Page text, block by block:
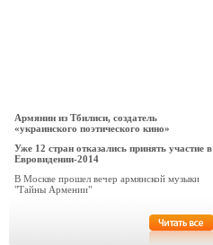
Армянин из Тбилиси, создатель
«украинского поэтического кино»
Уже 12 стран отказались принять участие в
Евровидении-2014
В Москве прошел вечер армянской музыки
"Тайны Армении"